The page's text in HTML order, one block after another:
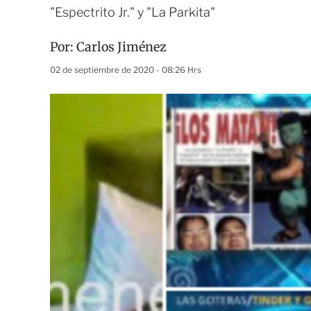
"Espectrito Jr." y "La Parkita"
Por: Carlos Jiménez
02 de septiembre de 2020 - 08:26 Hrs